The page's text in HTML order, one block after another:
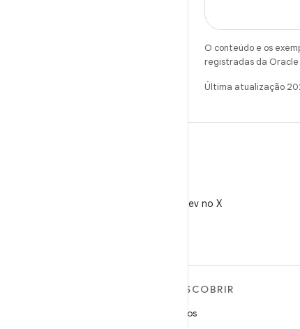
O conteúdo e os
registradas da Oracle
Última atualização
Siga @AndroidDev no X
DESCOBRIR
Jogos